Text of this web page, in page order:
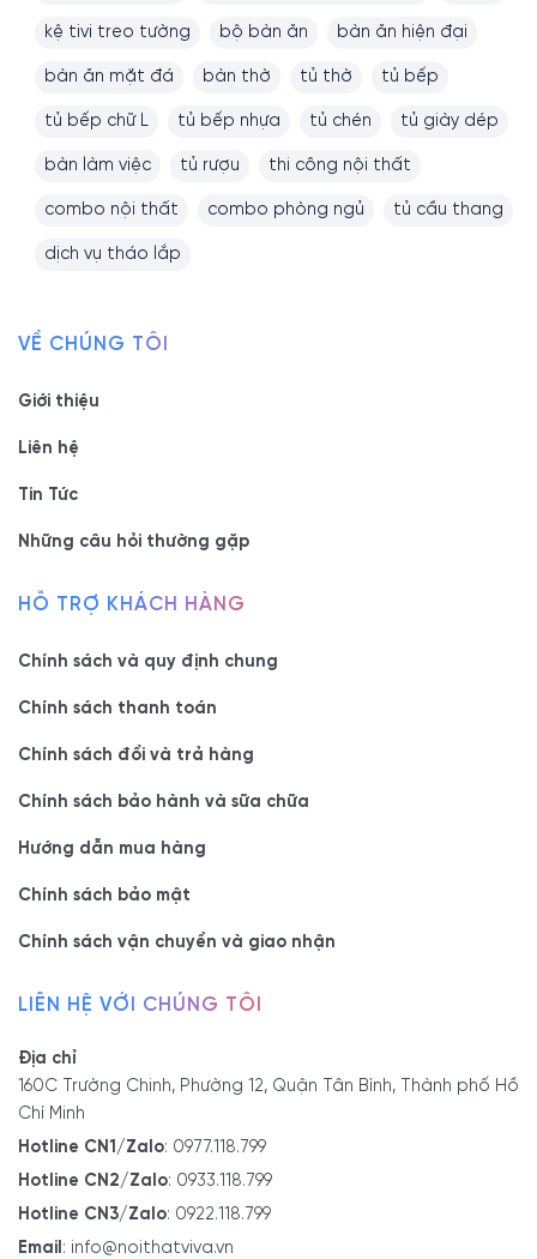
kệ tivi treo tường bộ bàn ăn bàn ăn hiện đại
bàn ăn mặt đá bàn thờ tủ thờ tủ bếp
tủ bếp chữ L tủ bếp nhựa tủ chén tủ giày dép
bàn làm việc tủ rượu thi công nội thất
combo nội thất combo phòng ngủ tủ cầu thang
dịch vụ tháo lắp
VỀ CHÚNG TÔI
Giới thiệu
Liên hệ
Tin Tức
Những câu hỏi thường gặp
HỖ TRỢ KHÁCH HÀNG
Chính sách và quy định chung
Chính sách thanh toán
Chính sách đổi và trả hàng
Chính sách bảo hành và sữa chữa
Hướng dẫn mua hàng
Chính sách bảo mật
Chính sách vận chuyển và giao nhận
LIÊN HỆ VỚI CHÚNG TÔI
Địa chỉ
160C Trường Chinh, Phường 12, Quận Tân Bình, Thành phố Hồ
Chí Minh
Hotline CN1/Zalo: 0977.118.799
Hotline CN2/Zalo: 0933.118.799
Hotline CN3/Zalo: 0922.118.799
Email : info@noithatviva.vn